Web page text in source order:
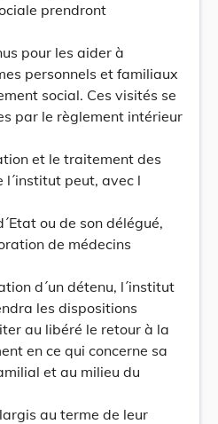
prendront
pour les aider à
personnels et familiaux
social. Ces visités se
par le règlement intérieur
et le traitement des
l´institut peut, avec l
ou de son délégué,
de médecins
d´un détenu, l´institut
les dispositions
au libéré le retour à la
en ce qui concerne sa
et au milieu du
au terme de leur